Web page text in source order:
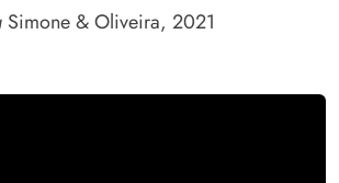
Simone & Oliveira, 2021